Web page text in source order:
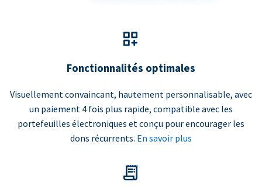
Fonctionnalités optimales
Visuellement convaincant, hautement personnalisable, avec
un paiement 4 fois plus rapide, compatible avec les
portefeuilles électroniques et conçu pour encourager les
dons récurrents. En savoir plus